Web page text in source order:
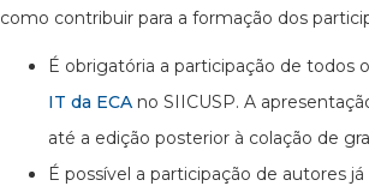
como contribuir para a formação dos
É obrigatória a participação de todos
IT da ECA no SIICUSP. A
até a edição posterior à colação de
É possível a participação de autores